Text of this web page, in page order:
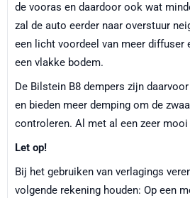
de vooras en daardoor ook wat
zal de auto eerder naar overstuur
een licht voordeel van meer diffuser
een vlakke bodem.
De Bilstein B8 dempers zijn
en bieden meer demping om de
controleren. Al met al een zeer
Let op!
Bij het gebruiken van verlagings
volgende rekening houden: Op een